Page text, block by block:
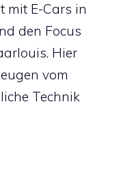
mit E-Cars in
den Focus
Hier
vom
Technik